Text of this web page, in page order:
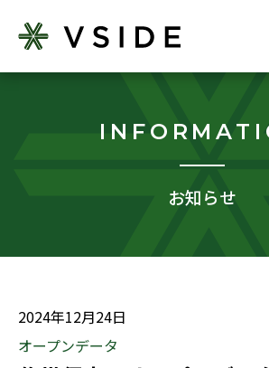
お知らせ
2024年12月24日
オープンデータ